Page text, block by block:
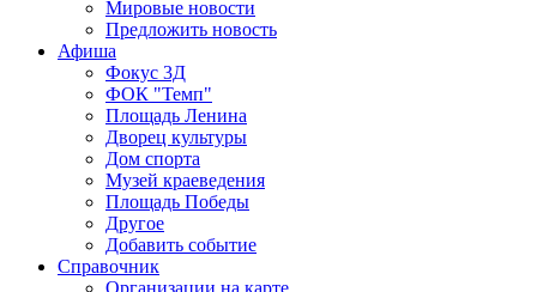
Мировые новости
Предложить новость
Афиша
Фокус 3Д
ФОК "Темп"
Площадь Ленина
Дворец культуры
Дом спорта
Музей краеведения
Площадь Победы
Другое
Добавить событие
Справочник